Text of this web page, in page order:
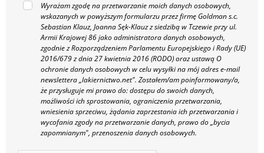
Wyrażam zgodę na przetwarzanie moich danych osobowych,
wskazanych w powyższym formularzu przez firmę Goldman s.c.
Sebastian Klauz, Joanna Sęk-Klauz z siedzibą w Tczewie przy ul.
Armii Krajowej 86 jako administratora danych osobowych,
zgodnie z Rozporządzeniem Parlamentu Europejskiego i Rady (UE)
2016/679 z dnia 27 kwietnia 2016 (RODO) oraz ustawą O
ochronie danych osobowych w celu wysyłki na mój adres e-mail
newslettera „lakiernictwo.net". Zostałem/am poinformowany/a,
że przysługuje mi prawo do: dostępu do swoich danych,
możliwości ich sprostowania, ograniczenia przetwarzania,
wniesienia sprzeciwu, żądania zaprzestania ich przetwarzania i
wycofania zgody na przetwarzanie danych, prawo do „bycia
zapomnianym", przenoszenia danych osobowych.